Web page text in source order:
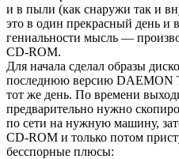
и в пыли (как снаружи так и
это в один прекрасный день и
гениальности мысль —
CD-ROM.
Для начала сделал образы
последнюю версию DAEMON
тот же день. По времени
предварительно нужно
по сети на нужную машину,
CD-ROM и только потом
бесспорные плюсы: